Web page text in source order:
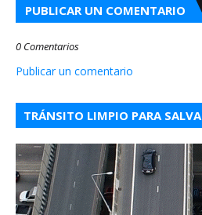
PUBLICAR UN COMENTARIO
0 Comentarios
Publicar un comentario
TRÁNSITO LIMPIO PARA